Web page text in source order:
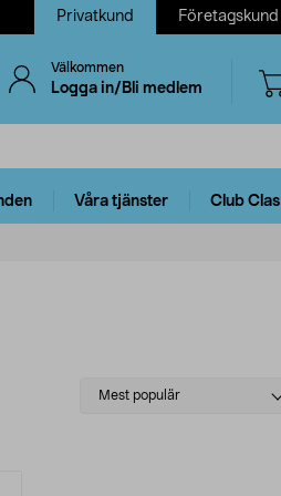
Privatkund Företagskund
Välkommen
Logga in/Bli medlem
Våra tjänster Club Clas
Select
Mest populär